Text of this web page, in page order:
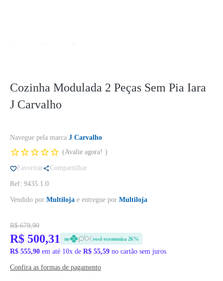
Cozinha Modulada 2 Peças Sem Pia Iara
J Carvalho
Navegue pela marca J Carvalho
Avalie agora!
Favoritar Compartilhar
Ref: 9435.1.0
Vendido por Multiloja e entregue por Multiloja
R$ 679,90
R$ 500,31 no você economiza 26%
R$ 555,90 em até 10x de R$ 55,59 no cartão sem juros
Confira as formas de pagamento